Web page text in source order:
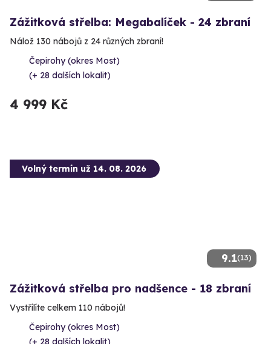
Zážitková střelba: Megabalíček - 24 zbraní
Nálož 130 nábojů z 24 různých zbraní!
Čepirohy (okres Most)
(+ 28 dalších lokalit)
4 999 Kč
9.1(13)
Volný termín už 14. 08. 2026
Zážitková střelba pro nadšence - 18 zbraní
Vystřílíte celkem 110 nábojů!
Čepirohy (okres Most)
(+ 28 dalších lokalit)